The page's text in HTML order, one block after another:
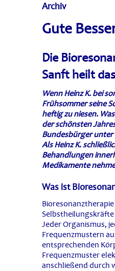
Archiv
Gute
Die
Sanft heilt
Wenn Heinz K. bei
Frühsommer seine
heftig zu niesen.
der schönsten
Bundesbürger unter
Als Heinz K.
Behandlungen
Medikamente
Was ist
Jeder Organismus,
Frequenzmustern
entsprechenden
Frequenzmuster
anschließend durch